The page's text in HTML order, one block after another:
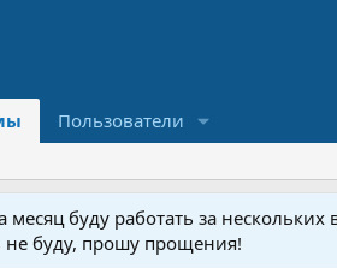
Пользователи
буду работать за
не буду, прошу прощения!